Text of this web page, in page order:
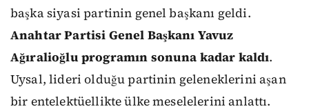
başka siyasi partinin genel başkanı geldi.
Anahtar Partisi Genel Başkanı Yavuz
Ağıralioğlu programın sonuna kadar kaldı.
Uysal, lideri olduğu partinin geleneklerini aşan
bir entelektüellikte ülke meselelerini anlattı.